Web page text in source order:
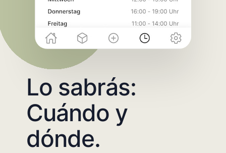
Lo sabrás:
Cuándo y
dónde.